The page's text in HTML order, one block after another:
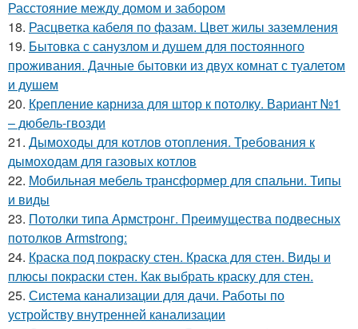
Расстояние между домом и забором
18. Расцветка кабеля по фазам. Цвет жилы заземления
19. Бытовка с санузлом и душем для постоянного
проживания. Дачные бытовки из двух комнат с туалетом
и душем
20. Крепление карниза для штор к потолку. Вариант №1
– дюбель-гвозди
21. Дымоходы для котлов отопления. Требования к
дымоходам для газовых котлов
22. Мобильная мебель трансформер для спальни. Типы
и виды
23. Потолки типа Армстронг. Преимущества подвесных
потолков Armstrong:
24. Краска под покраску стен. Краска для стен. Виды и
плюсы покраски стен. Как выбрать краску для стен.
25. Система канализации для дачи. Работы по
устройству внутренней канализации